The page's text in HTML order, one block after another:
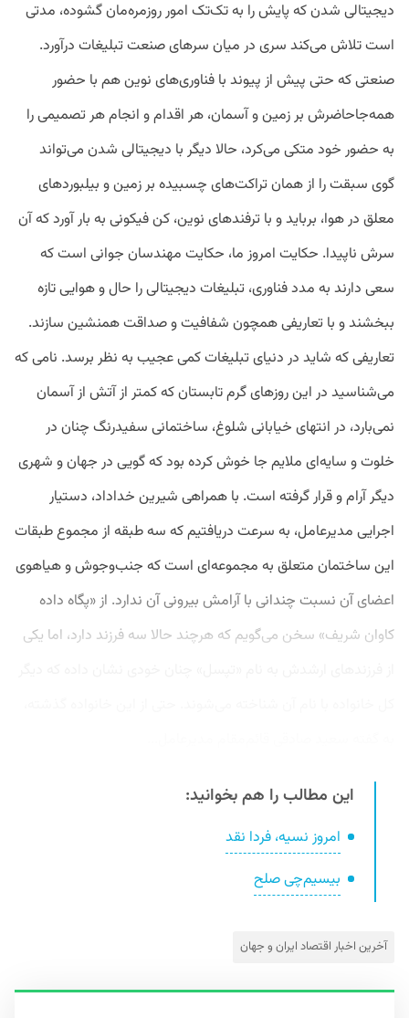
دیجیتالی شدن که پایش را به تک‌تک امور روزمره‌مان گشوده، مدتی
‌است تلاش می‌کند سری در میان سرهای صنعت تبلیغات درآورد.
صنعتی که حتی پیش از پیوند با فناوری‌های نوین هم با حضور
همه‌جاحاضرش بر زمین و آسمان، هر اقدام و انجام هر تصمیمی را
به حضور خود متکی می‌کرد، حالا دیگر با دیجیتالی‌ شدن می‌تواند
گوی سبقت را از همان تراکت‌های چسبیده بر زمین و بیلبوردهای
معلق در هوا، برباید و با ترفندهای نوین، کن فیکونی به بار آورد که آن
سرش ناپیدا. حکایت امروز ما، حکایت مهندسان جوانی است که
سعی دارند به مدد فناوری، تبلیغات دیجیتالی را حال و هوایی تازه
ببخشند و با تعاریفی همچون شفافیت و صداقت همنشین سازند.
تعاریفی که شاید در دنیای تبلیغات کمی عجیب به نظر برسد. نامی که
می‌شناسید در این روزهای گرم تابستان که کمتر از آتش از آسمان
نمی‌بارد، در انتهای خیابانی شلوغ، ساختمانی سفیدرنگ چنان در
خلوت و سایه‌ای ملایم جا خوش کرده بود که گویی در جهان و شهری
دیگر آرام و قرار گرفته ‌است. با همراهی شیرین خداداد، دستیار
اجرایی مدیرعامل، به سرعت دریافتیم که سه طبقه از مجموع طبقات
این ساختمان متعلق به مجموعه‌ای است که جنب‌وجوش و هیاهوی
اعضای آن نسبت چندانی با آرامش بیرونی آن ندارد. از «پگاه داده
کاوان شریف» سخن می‌گویم که هرچند حالا سه فرزند دارد، اما یکی
این مطالب را هم بخوانید:
امروز نسیه، فردا نقد
بیسیم‌چی صلح
آخرین اخبار اقتصاد ایران و جهان